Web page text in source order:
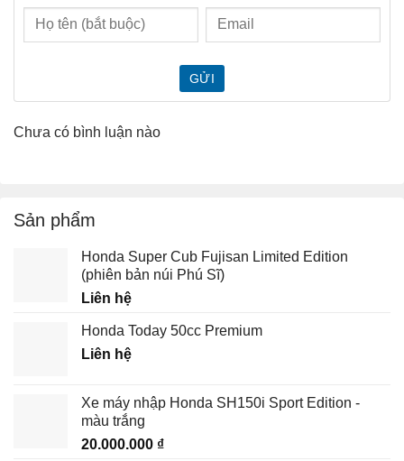
GỬI
Chưa có bình luận nào
Sản phẩm
Honda Super Cub Fujisan Limited Edition
(phiên bản núi Phú Sĩ)
Liên hệ
Honda Today 50cc Premium
Liên hệ
Xe máy nhập Honda SH150i Sport Edition -
màu trắng
20.000.000 ₫